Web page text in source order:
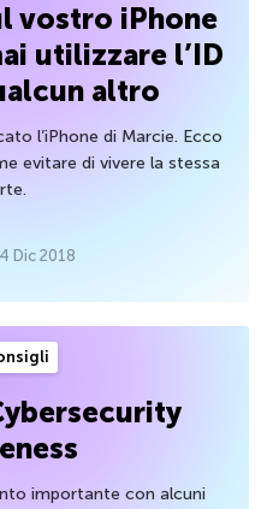
vostro iPhone
utilizzare l’ID
altro
l’iPhone di Marcie. Ecco
evitare di vivere la stessa
Dic 2018
importante con alcuni